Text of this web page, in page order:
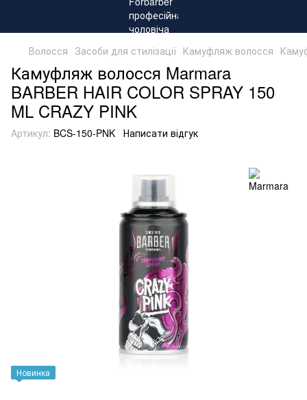
Волосся Засоби для стилізації Камуфляж волосся
Камуфляж волосся Marmara
BARBER HAIR COLOR SPRAY 150
ML CRAZY PINK
Артикул: BCS-150-PNK Написати відгук
Новинка